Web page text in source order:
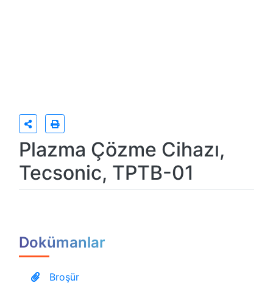
Plazma Çözme Cihazı,
Tecsonic, TPTB-01
Dokümanlar
Broşür